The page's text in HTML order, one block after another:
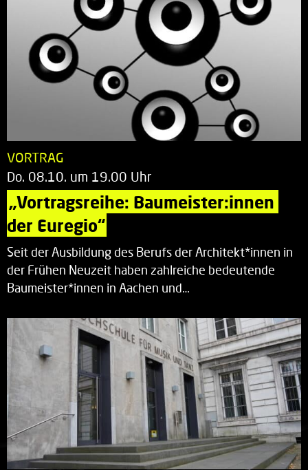
VORTRAG
Do. 08.10. um 19.00 Uhr
„Vortragsreihe: Baumeister:innen
der Euregio“
Seit der Ausbildung des Berufs der Architekt*innen in
der Frühen Neuzeit haben zahlreiche bedeutende
Baumeister*innen in Aachen und…